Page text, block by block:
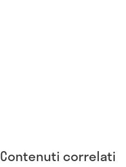
Contenuti correlati